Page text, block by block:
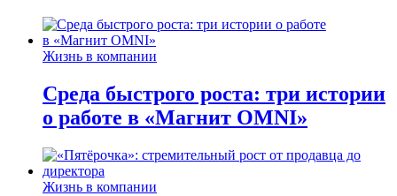
Жизнь в компании
Среда быстрого роста: три истории
о работе в «Магнит OMNI»
Жизнь в компании